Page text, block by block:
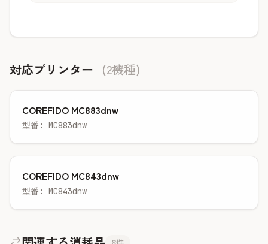
対応プリンター (2機種)
COREFIDO MC883dnw
型番: MC883dnw
COREFIDO MC843dnw
型番: MC843dnw